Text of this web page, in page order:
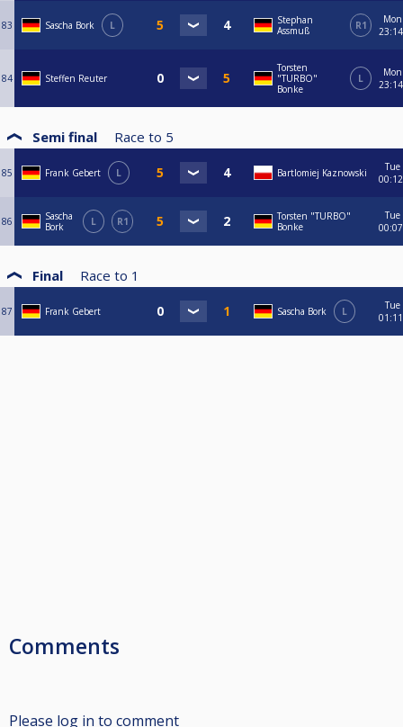
83 Sascha Bork L
Stephan
Assmuß
R1
Mon
23:14
84 Steffen Reuter
Torsten
"TURBO"
Bonke
L
Mon
23:14
Semi final Race to 5
85 Frank Gebert L Bartlomiej Kaznowski
Tue
00:12
86
Sascha
Bork
L R1
Torsten "TURBO"
Bonke
Tue
00:07
Final Race to 1
87 Frank Gebert Sascha Bork L
Tue
01:11
Comments
Please log in to comment